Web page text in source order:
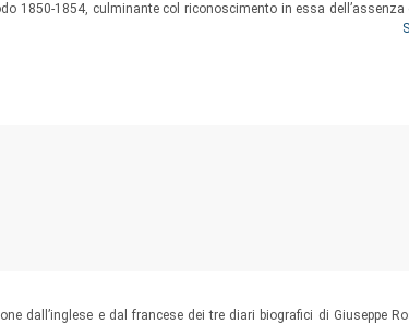
1850-1854, culminante col riconoscimento in essa dell’assenza
carteggio getta nuova luce sul complesso della questione
universale nel suo vertice mentre emergevano pericolose
riformatrici.
dall’inglese e dal francese dei tre diari biografici di Giuseppe